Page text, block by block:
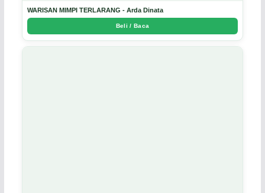
WARISAN MIMPI TERLARANG - Arda Dinata
Beli / Baca